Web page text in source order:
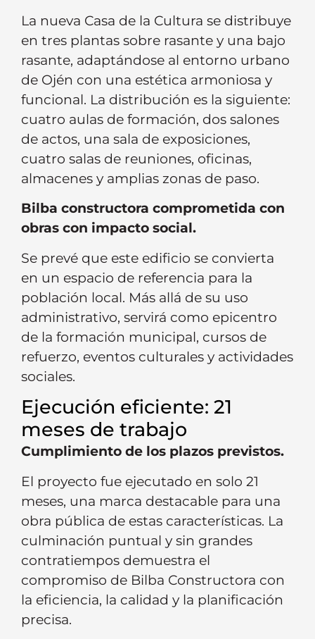
La nueva Casa de la Cultura se distribuye
en tres plantas sobre rasante y una bajo
rasante, adaptándose al entorno urbano
de Ojén con una estética armoniosa y
funcional. La distribución es la siguiente:
cuatro aulas de formación, dos salones
de actos, una sala de exposiciones,
cuatro salas de reuniones, oficinas,
almacenes y amplias zonas de paso.
Bilba constructora comprometida con
obras con impacto social.
Se prevé que este edificio se convierta
en un espacio de referencia para la
población local. Más allá de su uso
administrativo, servirá como epicentro
de la formación municipal, cursos de
refuerzo, eventos culturales y actividades
sociales.
Ejecución eficiente: 21
meses de trabajo
Cumplimiento de los plazos previstos.
El proyecto fue ejecutado en solo 21
meses, una marca destacable para una
obra pública de estas características. La
culminación puntual y sin grandes
contratiempos demuestra el
compromiso de Bilba Constructora con
la eficiencia, la calidad y la planificación
precisa.